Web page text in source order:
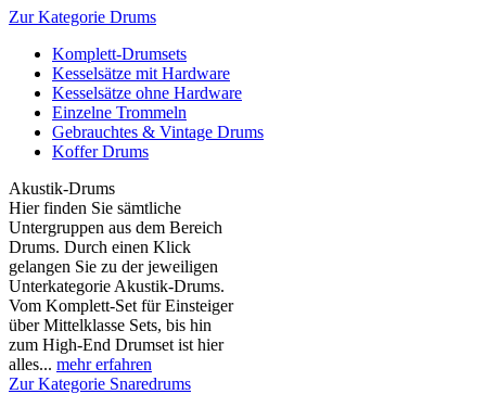
Zur Kategorie Drums
Komplett-Drumsets
Kesselsätze mit Hardware
Kesselsätze ohne Hardware
Einzelne Trommeln
Gebrauchtes & Vintage Drums
Koffer Drums
Akustik-Drums
Hier finden Sie sämtliche
Untergruppen aus dem Bereich
Drums. Durch einen Klick
gelangen Sie zu der jeweiligen
Unterkategorie Akustik-Drums.
Vom Komplett-Set für Einsteiger
über Mittelklasse Sets, bis hin
zum High-End Drumset ist hier
alles... mehr erfahren
Zur Kategorie Snaredrums